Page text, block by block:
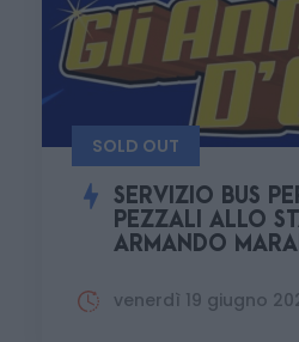
SOLD OUT
SERVIZIO BUS
PEZZALI ALLO
ARMANDO
venerdì 19 giugno